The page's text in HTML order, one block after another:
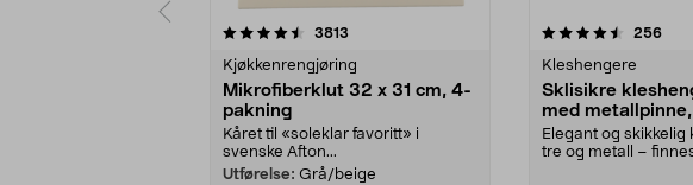
3813
Kjøkkenrengjøring
Mikrofiberklut 32 x 31 cm, 4-
pakning
Kåret til «soleklar favoritt» i
svenske Afton...
Utførelse: Grå/beige
4.5av 5 stjerner 256
Kleshengere
Sklisikre
med
Elegant og skikkelig
tre og metall –
4.5av 5